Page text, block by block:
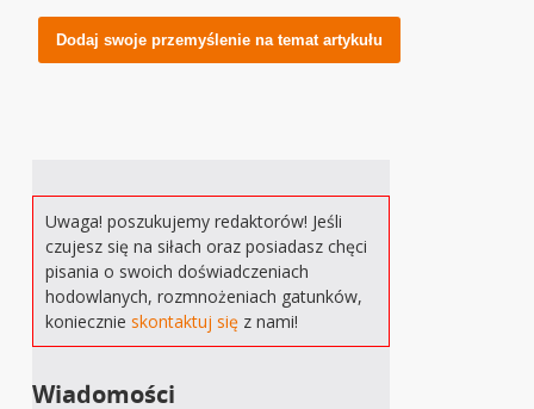
Uwaga! poszukujemy redaktorów! Jeśli
czujesz się na siłach oraz posiadasz chęci
pisania o swoich doświadczeniach
hodowlanych, rozmnożeniach gatunków,
koniecznieskontaktuj się z nami!
Wiadomości